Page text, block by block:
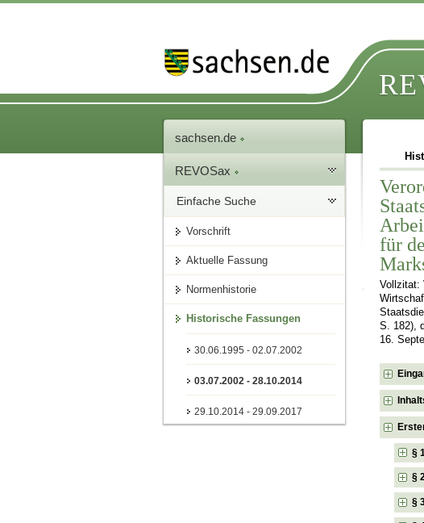
sachsen.de
REVOSax
Einfache Suche
Vorschrift
Aktuelle Fassung
Normenhistorie
Historische Fassungen
30.06.1995 - 02.07.2002
03.07.2002 - 28.10.2014
29.10.2014 - 29.09.2017
für
Vollzitat:
S. 182),
16.
§
§
§